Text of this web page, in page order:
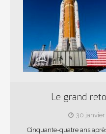
Le grand
30
Cinquante-quatre ans